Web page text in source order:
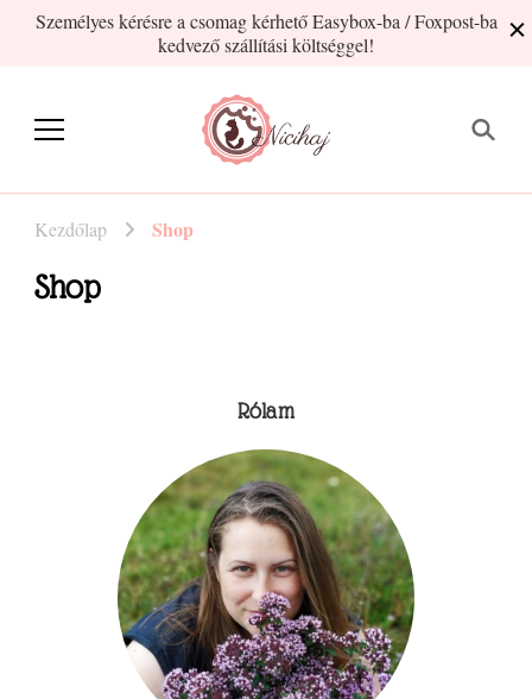
Személyes kérésre a csomag kérhető Easybox-ba / Foxpost-ba
kedvező szállítási költséggel!
Nicihaj
Kezdőlap Shop
Shop
Rólam